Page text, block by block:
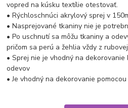
vopred na kúsku textílie otestovať.
• Rýchloschnúci akrylový sprej v
• Nasprejované tkaniny nie je
• Po uschnutí sa môžu tkaniny a
pričom sa perú a žehlia vždy z
• Sprej nie je vhodný na
odevov
• Je vhodný na dekorovanie